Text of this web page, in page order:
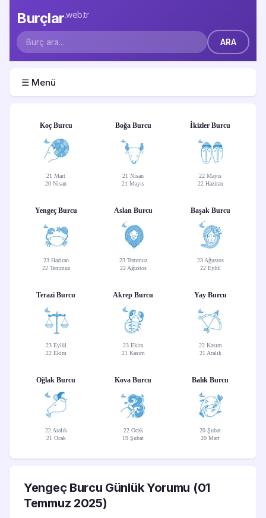
Burçlar.web.tr
☰ Menü
Koç Burcu
21 Mart
20 Nisan
Boğa Burcu
21 Nisan
21 Mayıs
İkizler Burcu
22 Mayıs
22 Haziran
Yengeç Burcu
23 Haziran
22 Temmuz
Aslan Burcu
23 Temmuz
22 Ağustos
Başak Burcu
23 Ağustos
22 Eylül
Terazi Burcu
23 Eylül
22 Ekim
Akrep Burcu
23 Ekim
21 Kasım
Yay Burcu
22 Kasım
21 Aralık
Oğlak Burcu
22 Aralık
21 Ocak
Kova Burcu
22 Ocak
19 Şubat
Balık Burcu
20 Şubat
20 Mart
Yengeç Burcu Günlük Yorumu (01
Temmuz 2025)